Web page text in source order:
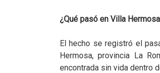
¿Qué pasó en Villa
El hecho se registró el
Hermosa, provincia La
encontrada sin vida dentro